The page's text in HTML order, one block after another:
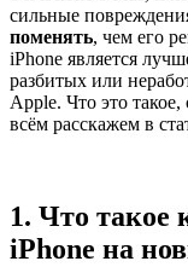
сильные
поменять, чем его
iPhone является
разбитых или
Apple. Что это такое,
всём расскажем в
1. Что такое
iPhone на